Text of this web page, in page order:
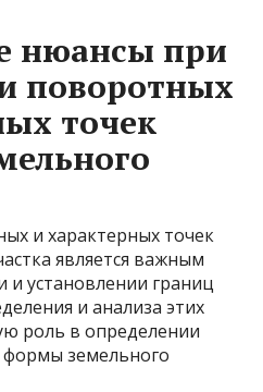
нюансы при
поворотных
точек
и характерных точек
является важным
и установлении границ
и анализа этих
роль в определении
земельного